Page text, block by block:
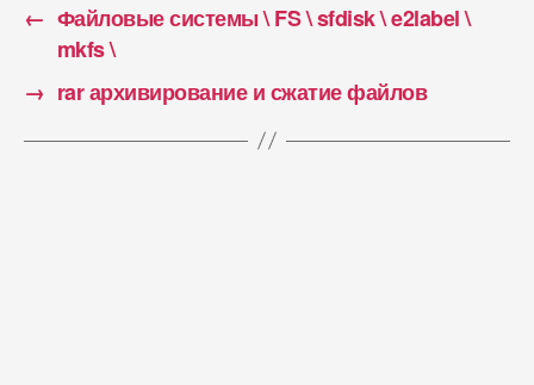
← Файловые системы \ FS \ sfdisk \ e2label \
mkfs \
→ rar архивирование и сжатие файлов